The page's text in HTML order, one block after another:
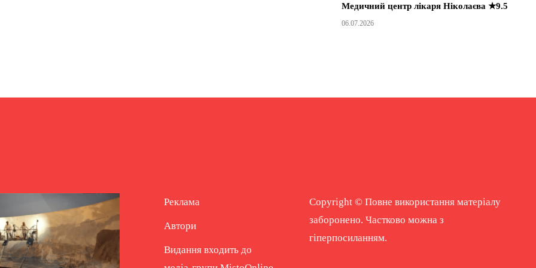
Медичний центр лікаря Ніколаєва ★9.5
06.07.2026
Реклама
Автори
Видання входить до
Copyright © Повне використання матеріалу
заборонено. Частково можна з
гіперпосиланням.